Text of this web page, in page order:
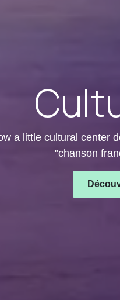
a little cultural center
"chanson